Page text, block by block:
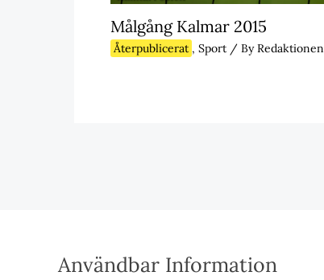
Målgång Kalmar 2015
Återpublicerat , Sport / ByRedaktionen
Användbar Information